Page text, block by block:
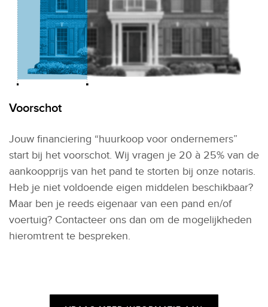
Voorschot
Jouw financiering “huurkoop voor ondernemers”
start bij het voorschot. Wij vragen je 20 à 25% van de
aankoopprijs van het pand te storten bij onze notaris.
Heb je niet voldoende eigen middelen beschikbaar?
Maar ben je reeds eigenaar van een pand en/of
voertuig? Contacteer ons dan om de mogelijkheden
hieromtrent te bespreken.